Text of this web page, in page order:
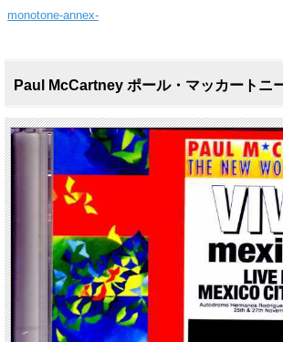
monotone-annex-
Paul McCartney ポール・マッカートニ